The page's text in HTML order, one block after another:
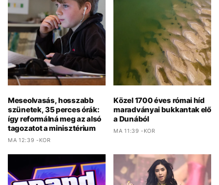
Meseolvasás, hosszabb
szünetek, 35 perces órák:
így reformálná meg az alsó
tagozatot a minisztérium
MA 12:39 -KOR
Közel 1700 éves római híd
maradványai bukkantak elő
a Dunából
MA 11:39 -KOR